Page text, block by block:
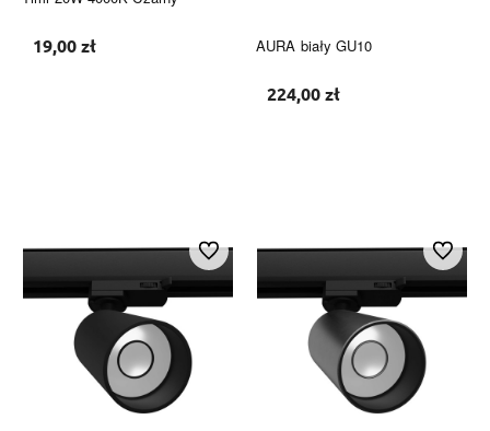
19,00 zł AURA biały GU10
224,00 zł
Do ulubionych Do